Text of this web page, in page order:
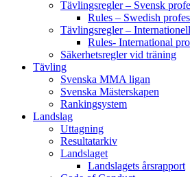
Tävlingsregler – Svensk
Rules – Swedish
Tävlingsregler –
Rules- International
Säkerhetsregler vid träning
Tävling
Svenska MMA ligan
Svenska Mästerskapen
Rankingsystem
Landslag
Uttagning
Resultatarkiv
Landslaget
Landslagets årsrapport